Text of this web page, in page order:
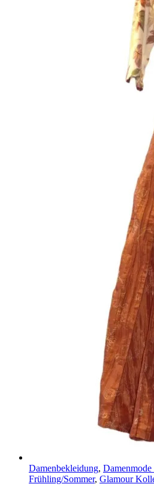
Damenbekleidung, Damenmode
Frühling/Sommer, Glamour